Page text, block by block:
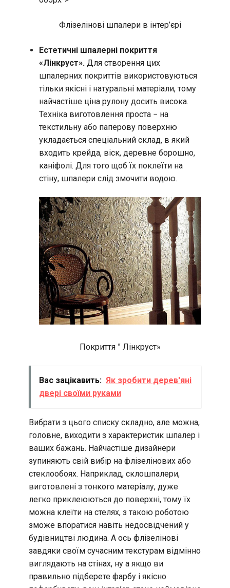
Флізелінові шпалери в інтер’єрі
Естетичні шпалерні покриття
«Лінкруст». Для створення цих
шпалерних покриттів використовуються
тільки якісні і натуральні матеріали, тому
найчастіше ціна рулону досить висока.
Техніка виготовлення проста − на
текстильну або паперову поверхню
укладається спеціальний склад, в який
входить крейда, віск, деревне борошно,
каніфолі. Для того щоб їх поклеїти на
стіну, шпалери слід змочити водою.
Покриття ” Лінкруст»
Вас зацікавить: Як зробити дерев'яні
двері своїми руками
Вибрати з цього списку складно, але можна,
головне, виходити з характеристик шпалер і
ваших бажань. Найчастіше дизайнери
зупиняють свій вибір на флізелінових або
стеклообоях. Наприклад, склошпалери,
виготовлені з тонкого матеріалу, дуже
легко приклеюються до поверхні, тому їх
можна клеїти на стелях, з такою роботою
зможе впоратися навіть недосвідчений у
будівництві людина. А ось флізелінові
завдяки своїм сучасним текстурам відмінно
виглядають на стінах, ну а якщо ви
правильно підберете фарбу і якісно